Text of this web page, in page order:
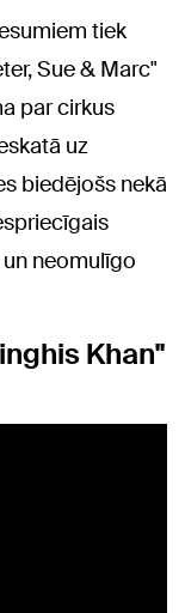
tiek
Sue & Marc"
par cirkus
uz
biedējošs nekā
neomulīgo
Khan"